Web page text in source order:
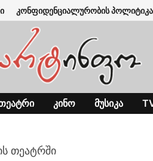
კონფიდენციალურობის პოლიტიკა
ᲙᲘᲜᲝ ᲛᲣᲡᲘᲙᲐ
თეატრში